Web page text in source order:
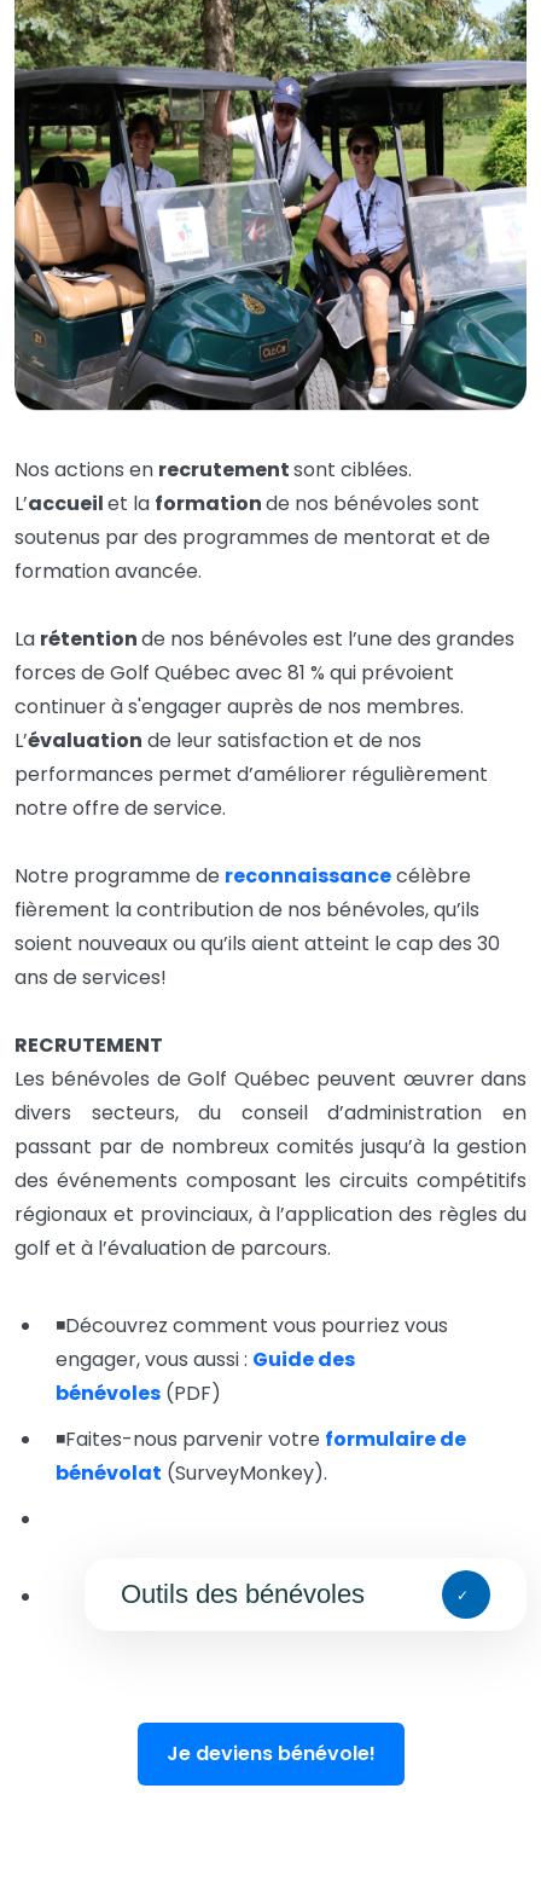
Nos actions en recrutementsont ciblées.
L’accueilet la formationde nos bénévoles sont
soutenus par des programmes de mentorat et de
formation avancée.
La rétentionde nos bénévoles est l’une des grandes
forces de Golf Québec avec 81 % qui prévoient
continuer à s'engager auprès de nos membres.
L’évaluation de leur satisfaction et de nos
performances permet d’améliorer régulièrement
notre offre de service.
Notre programme de reconnaissancecélèbre
fièrement la contribution de nos bénévoles, qu’ils
soient nouveaux ou qu’ils aient atteint le cap des 30
ans de services!
RECRUTEMENT
Les bénévoles de Golf Québec peuvent œuvrer dans
divers secteurs, du conseil d’administration en
passant par de nombreux comités jusqu’à la gestion
des événements composant les circuits compétitifs
régionaux et provinciaux, à l’application des règles du
golf et à l’évaluation de parcours.
◾️Découvrez comment vous pourriez vous
engager, vous aussi : Guide des
bénévoles (PDF)
◾️Faites-nous parvenir votre formulaire de
bénévolat (SurveyMonkey).
Outils des bénévoles
Je deviens bénévole!